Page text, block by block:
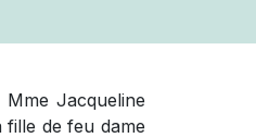
Jacqueline
de feu dame